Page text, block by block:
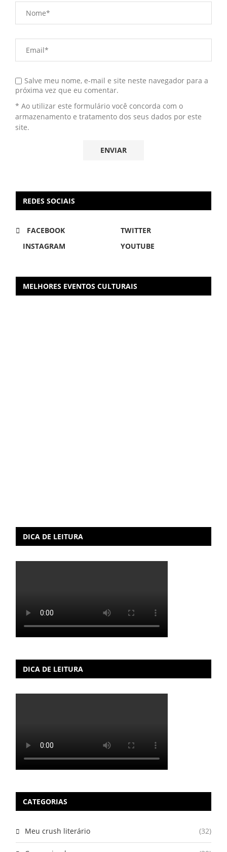
Salve meu nome, e-mail e site neste navegador para a
próxima vez que eu comentar.
* Ao utilizar este formulário você concorda com o
armazenamento e tratamento dos seus dados por este
site.
REDES SOCIAIS
FACEBOOK
TWITTER
INSTAGRAM
YOUTUBE
MELHORES EVENTOS CULTURAIS
DICA DE LEITURA
DICA DE LEITURA
CATEGORIAS
Meu crush literário (32)